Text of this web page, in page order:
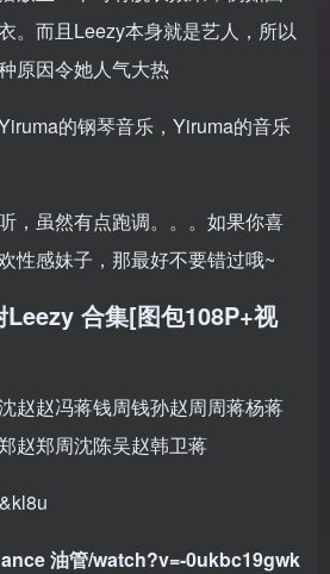
。而且Leezy本身就是艺人，所以
原因令她人气大热
的钢琴音乐，Yiruma的音乐
，虽然有点跑调。。。如果你喜
性感妹子，那最好不要错过哦~
合集[图包108P+视
赵赵冯蒋钱周钱孙赵周周蒋杨蒋
赵郑周沈陈吴赵韩卫蒋
油管/watch?v=-0ukbc19gwk